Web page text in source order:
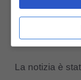
lo stesso
problema e
La notizia è